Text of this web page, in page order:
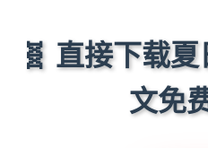
🧬 直接下载
文免